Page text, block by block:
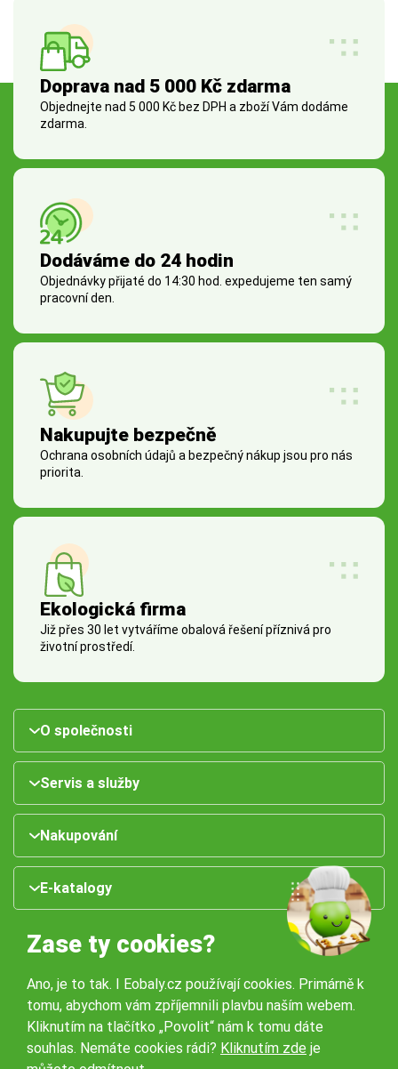
Doprava nad 5 000 Kč zdarma
Objednejte nad 5 000 Kč bez DPH a zboží Vám dodáme
zdarma.
Dodáváme do 24 hodin
Objednávky přijaté do 14:30 hod. expedujeme ten samý
pracovní den.
Nakupujte bezpečně
Ochrana osobních údajů a bezpečný nákup jsou pro nás
priorita.
Ekologická firma
Již přes 30 let vytváříme obalová řešení příznivá pro
životní prostředí.
O společnosti
Servis a služby
Nakupování
E-katalogy
Naše pobočky:
Zase ty cookies?
Ano, je to tak. I Eobaly.cz používají cookies. Primárně k
tomu, abychom vám zpříjemnili plavbu naším webem.
Kliknutím na tlačítko „Povolit“ nám k tomu dáte
souhlas. Nemáte cookies rádi? Kliknutím zde je